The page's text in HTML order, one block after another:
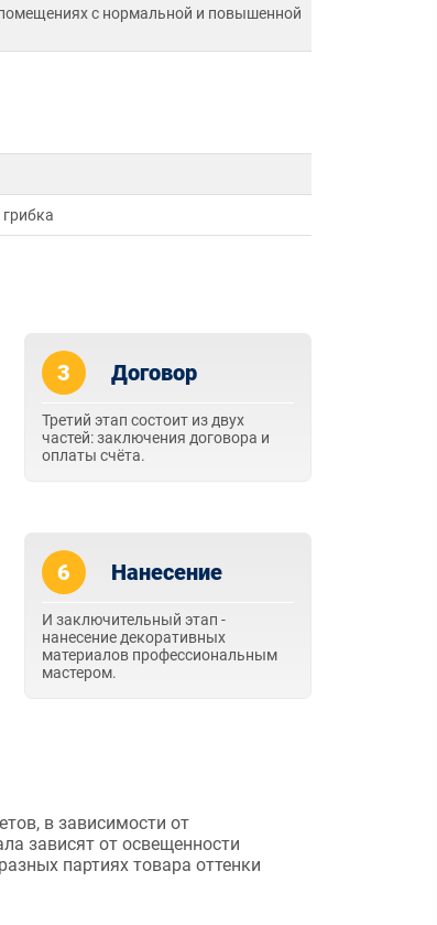
с нормальной и повышенной
3 Договор
Третий этап состоит из двух
частей: заключения договора и
оплаты счёта.
6 Нанесение
И заключительный этап -
нанесение декоративных
материалов профессиональным
мастером.
в зависимости от
зависят от освещенности
партиях товара оттенки